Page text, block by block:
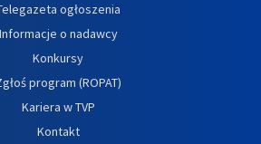
ogłoszenia
Informacje o nadawcy
Konkursy
program (ROPAT)
Kariera w TVP
Kontakt